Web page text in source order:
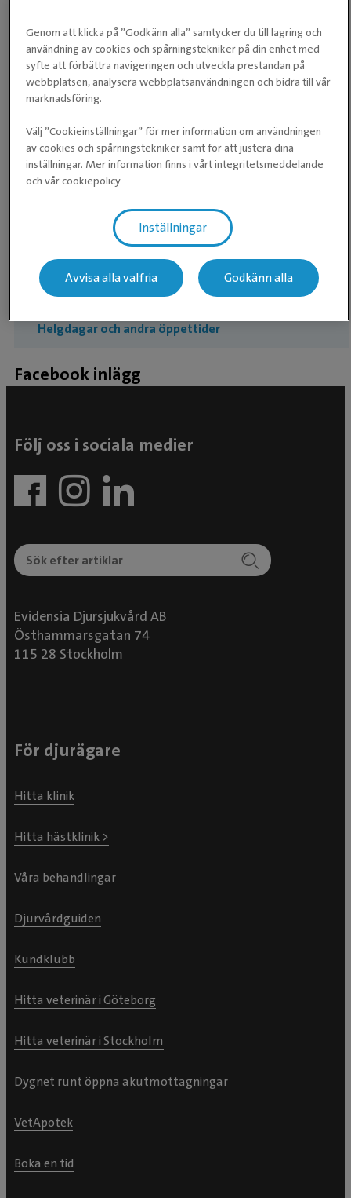
Kan jag alltid räkna med direktreglering?
Hur vet jag vad min djurförsäkring täcker –
och vad den inte täcker?
Hur vet jag vad min självrisk är?
Kan jag få en kostnadsuppskattning innan
Samarbetar ni med mitt försäkringsbolag?
Våra öppettider
Helgdagar och andra öppettider
Facebook inlägg
Följ oss i sociala medier
Evidensia Djursjukvård AB
Östhammarsgatan 74
115 28 Stockholm
För djurägare
Hitta klinik
Hitta hästklinik >
Våra behandlingar
Djurvårdguiden
Kundklubb
Hitta veterinär i Göteborg
Hitta veterinär i Stockholm
Dygnet runt öppna akutmottagningar
VetApotek
Boka en tid
Genom att klicka på ”Godkänn alla” samtycker du till lagring och
användning av cookies och spårningstekniker på din enhet med
syfte att förbättra navigeringen och utveckla prestandan på
webbplatsen, analysera webbplatsanvändningen och bidra till vår
marknadsföring.
Välj ”Cookieinställningar” för mer information om användningen
av cookies och spårningstekniker samt för att justera dina
inställningar. Mer information finns i vårt integritetsmeddelande
och vår cookiepolicy
Inställningar
Avvisa alla valfria Godkänn alla